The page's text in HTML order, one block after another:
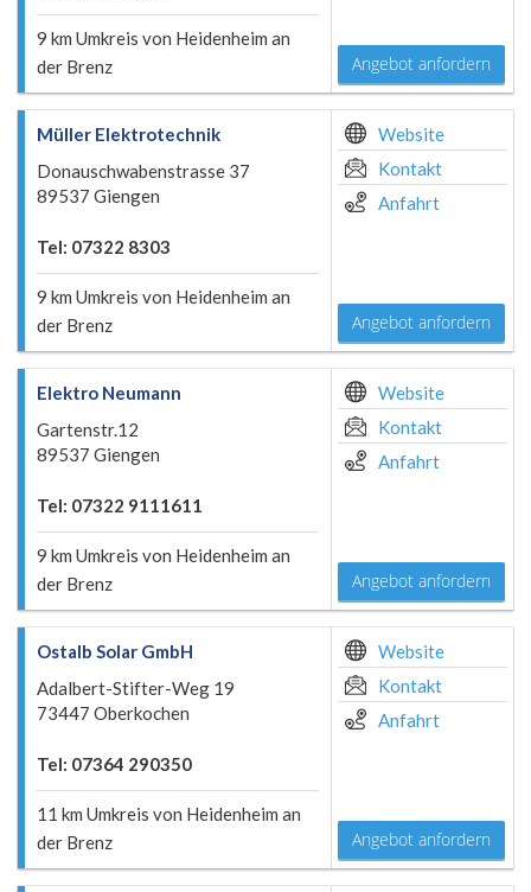
9 km Umkreis von Heidenheim an
der Brenz
Angebot anfordern
Müller Elektrotechnik
Donauschwabenstrasse 37
89537 Giengen
Tel: 07322 8303
9 km Umkreis von Heidenheim an
der Brenz
Website
Kontakt
Anfahrt
Angebot anfordern
Elektro Neumann
Gartenstr.12
89537 Giengen
Tel: 07322 9111611
9 km Umkreis von Heidenheim an
der Brenz
Website
Kontakt
Anfahrt
Angebot anfordern
Ostalb Solar GmbH
Adalbert-Stifter-Weg 19
73447 Oberkochen
Tel: 07364 290350
11 km Umkreis von Heidenheim an
der Brenz
Website
Kontakt
Anfahrt
Angebot anfordern